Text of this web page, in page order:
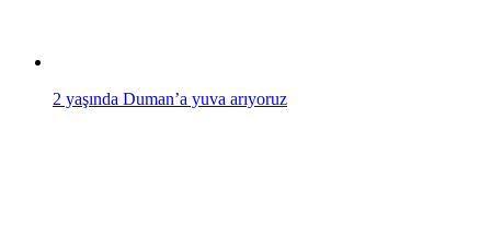
2 yaşında Duman’a yuva arıyoruz